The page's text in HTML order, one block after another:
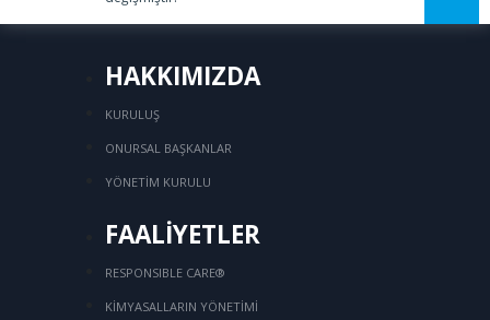
HAKKIMIZDA
KURULUŞ
ONURSAL BAŞKANLAR
YÖNETİM KURULU
FAALİYETLER
RESPONSIBLE CARE®
KİMYASALLARIN YÖNETİMİ